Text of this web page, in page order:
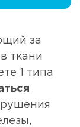
за
ткани
1 типа